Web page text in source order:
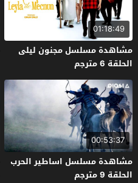
01:18:49
مشاهدة مسلسل مجنون ليلى
الحلقة 6 مترجم
00:53:37
مشاهدة مسلسل اساطير الحرب
الحلقة 9 مترجم